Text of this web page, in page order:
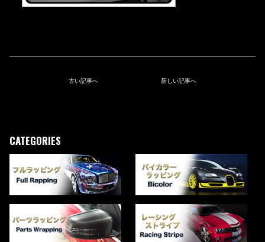
古い記事へ 新しい記事へ
CATEGORIES